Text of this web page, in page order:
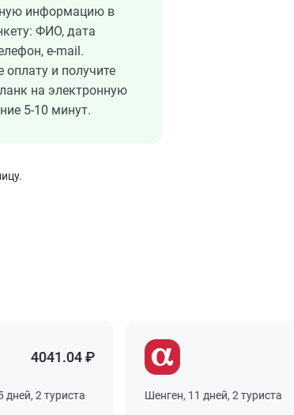
информацию в
ФИО, дата
e-mail.
оплату и получите
на электронную
5-10 минут.
4041.04 ₽
2 туриста Шенген, 11 дней, 2 туриста